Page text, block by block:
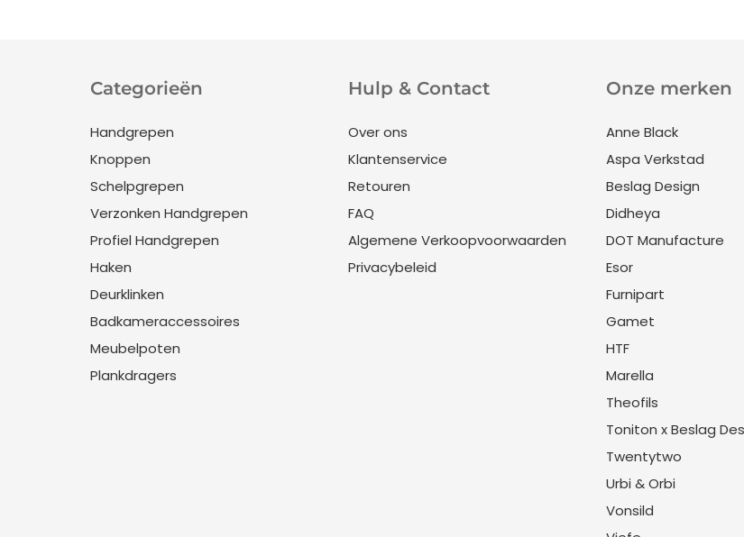
Categorieën
Handgrepen
Knoppen
Schelpgrepen
Verzonken Handgrepen
Profiel Handgrepen
Haken
Deurklinken
Badkameraccessoires
Meubelpoten
Plankdragers
Hulp & Contact
Over ons
Klantenservice
Retouren
FAQ
Algemene Verkoopvoorwaarden
Privacybeleid
Onze merken
Anne Black
Aspa Verkstad
Beslag Design
Didheya
DOT Manufacture
Esor
Furnipart
Gamet
HTF
Marella
Theofils
Toniton x Beslag
Twentytwo
Urbi & Orbi
Vonsild